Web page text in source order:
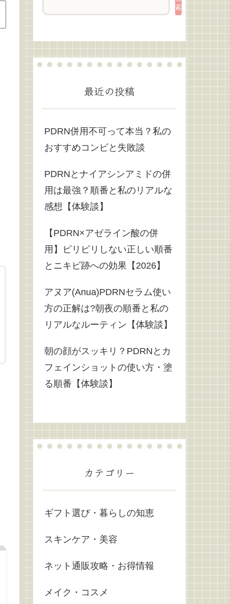
索
最近の投稿
PDRN併用不可って本当？私の
おすすめコンビと失敗談
PDRNとナイアシンアミドの併
用は最強？順番と私のリアルな
感想【体験談】
【PDRN×アゼライン酸の併
用】ピリピリしない正しい順番
とニキビ跡への効果【2026】
アヌア(Anua)PDRNセラム使い
方の正解は?朝夜の順番と私の
リアルなルーティン【体験談】
朝の顔がスッキリ？PDRNとカ
フェインショットの使い方・塗
る順番【体験談】
カテゴリー
ギフト選び・暮らしの知恵
スキンケア・美容
ネット通販攻略・お得情報
メイク・コスメ